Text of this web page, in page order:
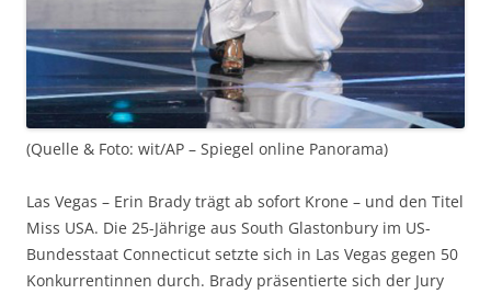
(Quelle & Foto: wit/AP – Spiegel online Panorama)
Las Vegas – Erin Brady trägt ab sofort Krone – und den Titel
Miss USA. Die 25-Jährige aus South Glastonbury im US-
Bundesstaat Connecticut setzte sich in Las Vegas gegen 50
Konkurrentinnen durch. Brady präsentierte sich der Jury